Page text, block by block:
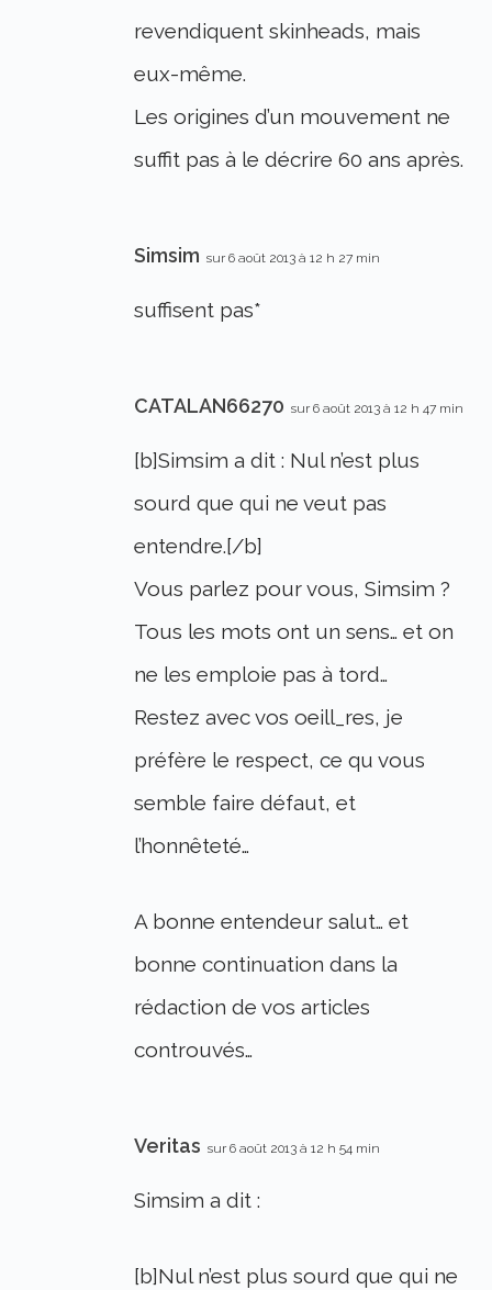
revendiquent skinheads, mais
eux-même.
Les origines d’un mouvement ne
suffit pas à le décrire 60 ans après.
Simsim sur 6 août 2013 à 12 h 27 min
suffisent pas*
CATALAN66270 sur 6 août 2013 à 12 h 47 min
[b]Simsim a dit : Nul n’est plus
sourd que qui ne veut pas
entendre.[/b]
Vous parlez pour vous, Simsim ?
Tous les mots ont un sens… et on
ne les emploie pas à tord…
Restez avec vos oeill_res, je
préfère le respect, ce qu vous
semble faire défaut, et
l’honnêteté…
A bonne entendeur salut… et
bonne continuation dans la
rédaction de vos articles
controuvés…
Veritas sur 6 août 2013 à 12 h 54 min
Simsim a dit :
[b]Nul n’est plus sourd que qui ne